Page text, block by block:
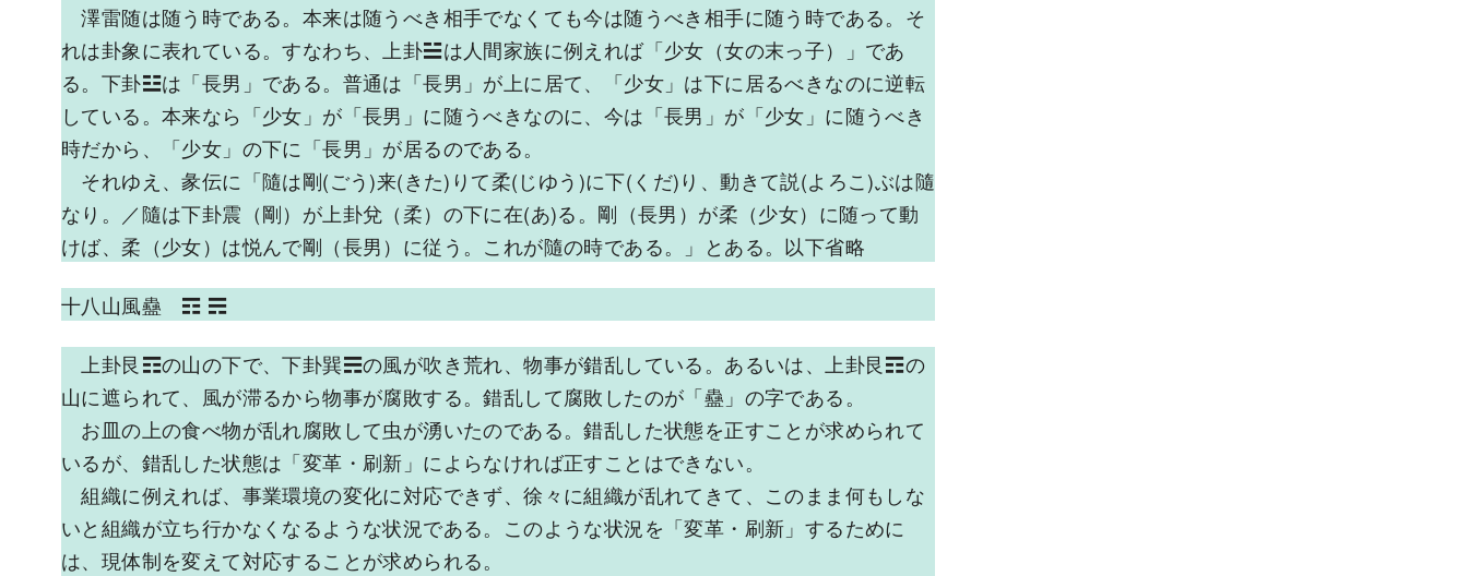
澤雷随は随う時である。本来は随うべき相手でなくても今は随うべき相手に随う時である。そ
れは卦象に表れている。すなわち、上卦☱は人間家族に例えれば「少女（女の末っ子）」であ
る。下卦☳は「長男」である。普通は「長男」が上に居て、「少女」は下に居るべきなのに逆転
している。本来なら「少女」が「長男」に随うべきなのに、今は「長男」が「少女」に随うべき
時だから、「少女」の下に「長男」が居るのである。
それゆえ、彖伝に「隨は剛(ごう)来(きた)りて柔(じゆう)に下(くだ)り、動きて説(よろこ)ぶは隨
なり。／隨は下卦震（剛）が上卦兌（柔）の下に在(あ)る。剛（長男）が柔（少女）に随って動
けば、柔（少女）は悦んで剛（長男）に従う。これが隨の時である。」とある。以下省略
十八山風蠱 ☶ ☴
上卦艮☶の山の下で、下卦巽☴の風が吹き荒れ、物事が錯乱している。あるいは、上卦艮☶の
山に遮られて、風が滞るから物事が腐敗する。錯乱して腐敗したのが「蠱」の字である。
お皿の上の食べ物が乱れ腐敗して虫が湧いたのである。錯乱した状態を正すことが求められて
いるが、錯乱した状態は「変革・刷新」によらなければ正すことはできない。
組織に例えれば、事業環境の変化に対応できず、徐々に組織が乱れてきて、このまま何もしな
いと組織が立ち行かなくなるような状況である。このような状況を「変革・刷新」するために
は、現体制を変えて対応することが求められる。